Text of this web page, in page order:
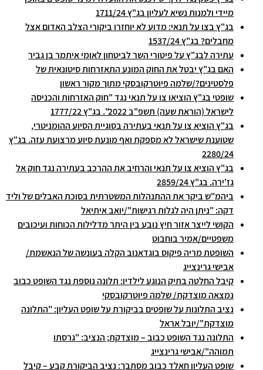
מיידי ולמנות נשיא לעליון בג"ץ 1711/24
בג"ץ בצו על תנאי: מדוע לא יוחזרו ביקורי הצלב האדום אצל
מחבלים? בג"ץ 1537/24
עתירה לבג"ץ על פיטורי השר לביטחון לאומי איתמר בן גביר
האם בג"ץ יבטל את החוק המונע התאזרחות סיטונאית של
פלסטינים?/שלמה פיוטרקובסקי מתוך מקור ראשון
שופטי בג"ץ הוציאו צו על תנאי נגד "חוק האזרחות והכניסה
לישראל (הוראת שעה) תשפ"ב 2022". בג"ץ 1777/22
בג"ץ הוציא צו על תנאי בעתירה בסוגיית הסיוע ההומניטרי,
שטוענת שישראל לא מספקת ואף מונעת סיוע מרצועת עזה. בג"ץ
2280/24
בג"ץ הוציא צו על תנאי והרחיב את ההרכב בעתירה נגד חוק אל
גז'ירה. בג"ץ 2859/24
ביהמ"ש ביקר את ההתנהלות המשטרתית בסוכת האבלים של וליד
דקה: "ניתן היה לגלות רגישות"/יואב איתיאל
הקושי לייצר אזור חיץ נובע בין היתר מדלילות הכוחות ועיכובים
משפטיים/אמיר בוחבוט
השופטת מריה פיקוס בוגדאנוב הקלה בעונשה של הנאשמת/
אבישי גרינצייג
קיבל החלטה בתיק הנוגע לילדיו: תלונה נוספת נגד השופט כבוב
נמצאה מוצדקת/ שלמה פיוטרקובסקי
נציב התלונות על שופטים בביקורת על שופט העליון: "התלונה
מוצדקת"/יובל אראל
התלונה נגד השופט כבוב – מוצדקת; הנציב: "גרסתו
תמוהה"/אבישי גרינצייג
שופט העליון חאלד כבוב מסתבך: נציב הביקורת קבע – קיבל